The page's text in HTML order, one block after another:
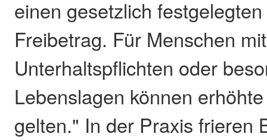
einen gesetzlich
Freibetrag. Für Menschen mit
Unterhaltspflichten oder
Lebenslagen können
gelten." In der Praxis frieren